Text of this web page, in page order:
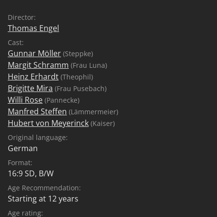
Director:
Thomas Engel
Cast:
Gunnar Möller (Steppke)
Margit Schramm (Frau Luna)
Heinz Erhardt (Theophil)
Brigitte Mira (Frau Pusebach)
Willi Rose (Pannecke)
Manfred Steffen (Lämmermeier)
Hubert von Meyerinck (Kaiser)
Original language:
German
Format:
16:9 SD, B/W
Age Recommendation:
Starting at 12 years
Age rating: